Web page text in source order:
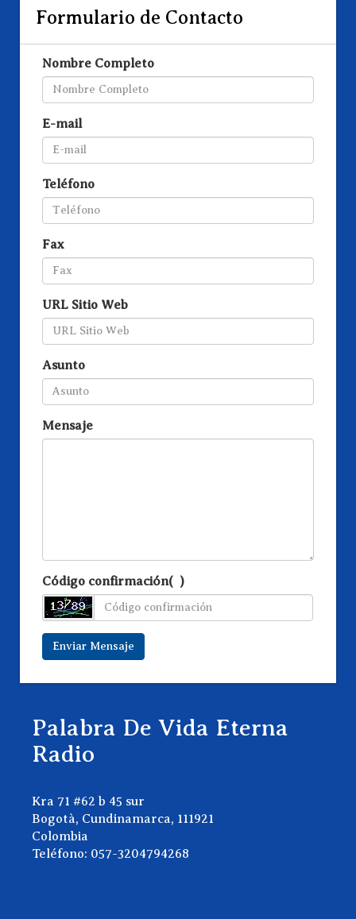
Formulario de Contacto
Nombre Completo
E-mail
Teléfono
Fax
URL Sitio Web
Asunto
Mensaje
Código confirmación( )
Enviar Mensaje
Palabra De Vida Eterna
Radio
Kra 71 #62 b 45 sur
Bogotà, Cundinamarca, 111921
Colombia
Teléfono: 057-3204794268